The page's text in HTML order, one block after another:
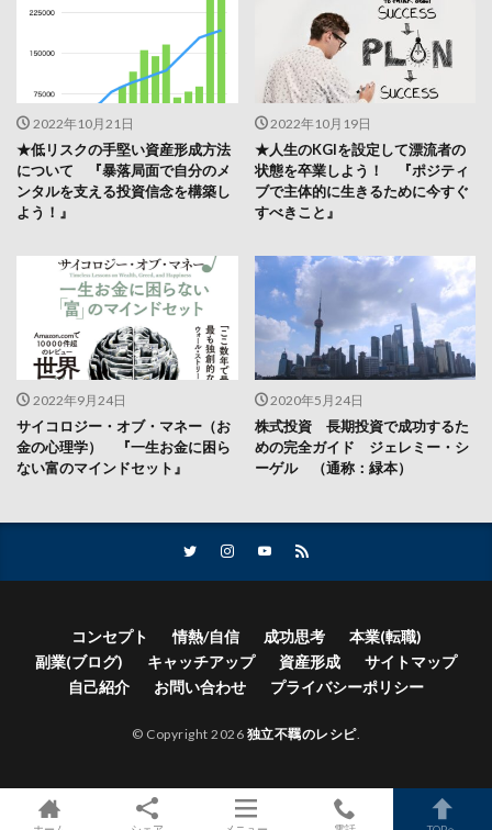
2022年10月21日
★低リスクの手堅い資産形成方法
について 『暴落局面で自分のメ
ンタルを支える投資信念を構築し
よう！』
2022年10月19日
★人生のKGIを設定して漂流者の
状態を卒業しよう！ 『ポジティ
ブで主体的に生きるために今すぐ
すべきこと』
2022年9月24日
サイコロジー・オブ・マネー（お
金の心理学） 『一生お金に困ら
ない富のマインドセット』
2020年5月24日
株式投資 長期投資で成功するた
めの完全ガイド ジェレミー・シ
ーゲル （通称：緑本）
コンセプト 情熱/自信 成功思考
本業(転職)
副業(ブログ)
キャッチアップ 資産形成
サイトマップ
自己紹介
お問い合わせ プライバシーポリシー
© Copyright 2026 独立不羈のレシピ.